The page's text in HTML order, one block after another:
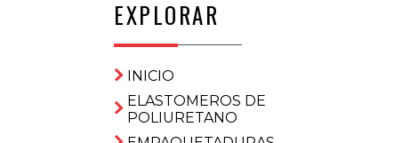
EXPLORAR
INICIO
ELASTOMEROS DE
POLIURETANO